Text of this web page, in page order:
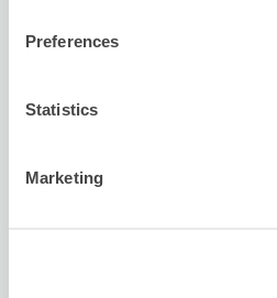
Preferences
Statistics
Marketing
从abiko站步行6分钟。
本日營業時間